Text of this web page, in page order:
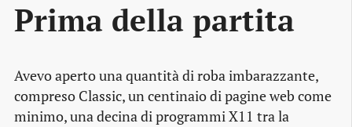
Prima della partita
Avevo aperto una quantità di roba imbarazzante,
compreso Classic, un centinaio di pagine web come
minimo, una decina di programmi X11 tra la